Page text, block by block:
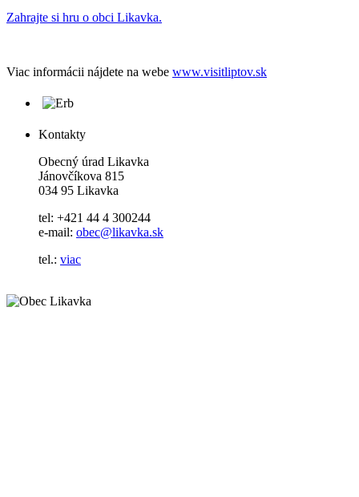
Zahrajte si hru o obci Likavka.
Viac informácii nájdete na webe www.visitliptov.sk
Kontakty
Obecný úrad Likavka
Jánovčíkova 815
034 95 Likavka
tel: +421 44 4 300244
e-mail: obec@likavka.sk
tel.: viac